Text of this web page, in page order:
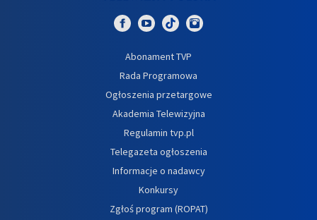
Abonament TVP
Rada Programowa
Ogłoszenia przetargowe
Akademia Telewizyjna
Regulamin tvp.pl
Telegazeta ogłoszenia
Informacje o nadawcy
Konkursy
Zgłoś program (ROPAT)